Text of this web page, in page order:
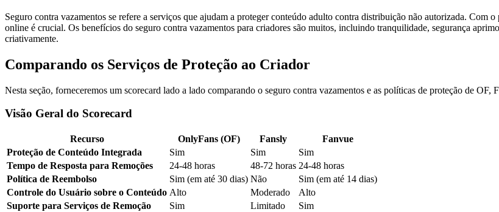
Seguro contra vazamentos se refere a serviços que ajudam a proteger conteúdo adulto contra distribuição não autorizada. Com
online é crucial. Os benefícios do seguro contra vazamentos para criadores são muitos, incluindo tranquilidade, segurança
criativamente.
Comparando os Serviços de Proteção ao Criador
Nesta seção, forneceremos um scorecard lado a lado comparando o seguro contra vazamentos e as políticas de proteção de OF,
Visão Geral do Scorecard
Recurso OnlyFans (OF) Fansly
Fanvue
Proteção de Conteúdo Integrada
Sim Sim
Sim
Tempo de Resposta para Remoções
24-48 horas 48-72 horas 24-48 horas
Política de Reembolso
Sim (em até 30 dias) Não
Sim (em até 14 dias)
Controle do Usuário sobre o Conteúdo Alto Moderado
Alto
Suporte para Serviços de Remoção
Sim Limitado Sim